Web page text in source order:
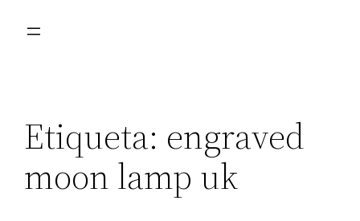
Etiqueta: engraved
moon lamp uk